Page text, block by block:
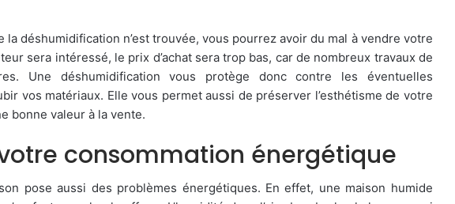
la déshumidification n’est trouvée, vous pourrez avoir du mal à vendre votre
sera intéressé, le prix d’achat sera trop bas, car de nombreux travaux de
Une déshumidification vous protège donc contre les éventuelles
vos matériaux. Elle vous permet aussi de préserver l’esthétisme de votre
bonne valeur à la vente.
consommation énergétique
pose aussi des problèmes énergétiques. En effet, une maison humide